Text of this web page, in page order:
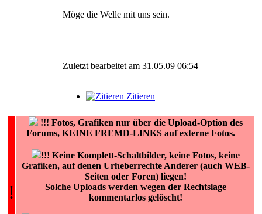
Möge die Welle mit uns sein.
Zuletzt bearbeitet am 31.05.09 06:54
Zitieren
!
!!! Fotos, Grafiken nur über die Upload-Option des
Forums, KEINE FREMD-LINKS auf externe Fotos.
!!! Keine Komplett-Schaltbilder, keine Fotos, keine
Grafiken, auf denen Urheberrechte Anderer (auch WEB-
Seiten oder Foren) liegen!
Solche Uploads werden wegen der Rechtslage
kommentarlos gelöscht!